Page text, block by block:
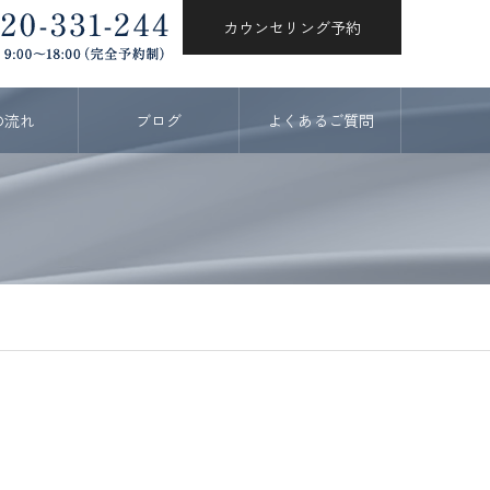
カウンセリング予約
れ ブログ よくあるご質問